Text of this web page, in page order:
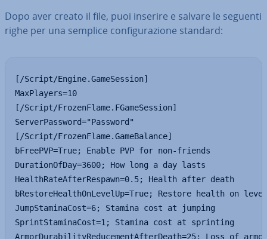
Dopo aver creato il file, puoi inserire e salvare le seguenti
righe per una semplice con­fi­gu­ra­zio­ne standard:
[/Script/Engine.GameSession]
MaxPlayers=10
[/Script/FrozenFlame.FGameSession]
ServerPassword="Password"
[/Script/FrozenFlame.GameBalance]
bFreePVP=True; Enable PVP for non-friends
DurationOfDay=3600; How long a day lasts
HealthRateAfterRespawn=0.5; Health after death
bRestoreHealthOnLevelUp=True; Restore health on
JumpStaminaCost=6; Stamina cost at jumping
SprintStaminaCost=1; Stamina cost at sprinting
ArmorDurabilityReducementAfterDeath=25; Loss of